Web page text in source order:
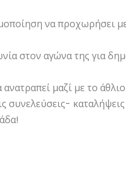
να προχωρήσει
στον αγώνα της για
μαζί με το
συνελεύσεις-